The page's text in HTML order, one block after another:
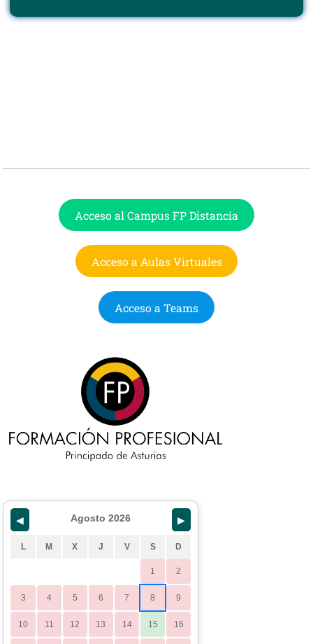
Acceso al Campus FP Distancia
Acceso a Aulas Virtuales
Acceso a Teams
◀ Agosto 2026 ▶
L M X J V S D
1 2
3 4 5 6 7 8 9
10 11 12 13 14 15 16